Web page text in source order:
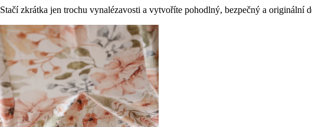
Stačí zkrátka jen trochu vynalézavosti a vytvoříte pohodlný, bezpečný a originální